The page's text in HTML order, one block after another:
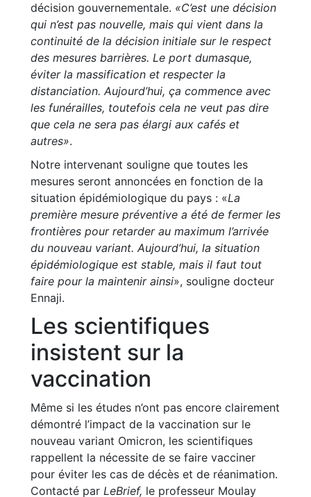
décision gouvernementale. «C’est une décision
qui n’est pas nouvelle, mais qui vient dans la
continuité de la décision initiale sur le respect
des mesures barrières. Le port dumasque,
éviter la massification et respecter la
distanciation. Aujourd’hui, ça commence avec
les funérailles, toutefois cela ne veut pas dire
que cela ne sera pas élargi aux cafés et
autres».
Notre intervenant souligne que toutes les
mesures seront annoncées en fonction de la
situation épidémiologique du pays : «La
première mesure préventive a été de fermer les
frontières pour retarder au maximum l’arrivée
du nouveau variant. Aujourd’hui, la situation
épidémiologique est stable, mais il faut tout
faire pour la maintenir ainsi», souligne docteur
Ennaji.
Les scientifiques
insistent sur la
vaccination
Même si les études n’ont pas encore clairement
démontré l’impact de la vaccination sur le
nouveau variant Omicron, les scientifiques
rappellent la nécessite de se faire vacciner
pour éviter les cas de décès et de réanimation.
Contacté par LeBrief, le professeur Moulay